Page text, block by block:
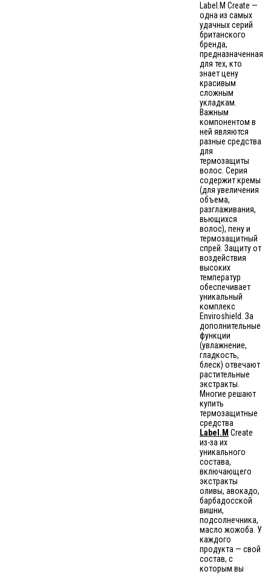
Label.M Create —
одна из самых
удачных серий
британского
бренда,
предназначенная
для тех, кто
знает цену
красивым
сложным
укладкам.
Важным
компонентом в
ней являются
разные средства
для
термозащиты
волос. Серия
содержит кремы
(для увеличения
объема,
разглаживания,
вьющихся
волос), пену и
термозащитный
спрей. Защиту от
воздействия
высоких
температур
обеспечивает
уникальный
комплекс
Enviroshield. За
дополнительные
функции
(увлажнение,
гладкость,
блеск) отвечают
растительные
экстракты.
Многие решают
купить
термозащитные
средства
Label.M Create
из-за их
уникального
состава,
включающего
экстракты
оливы, авокадо,
барбадосской
вишни,
подсолнечника,
масло жожоба. У
каждого
продукта — свой
состав, с
которым вы